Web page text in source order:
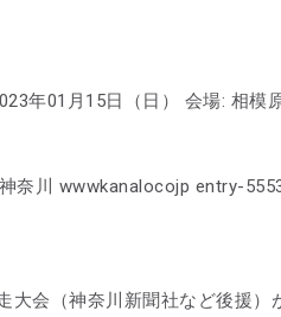
年01月15日（日） 会場: 相模
奈川 wwwkanalocojp entry-
会（神奈川新聞社など後援）